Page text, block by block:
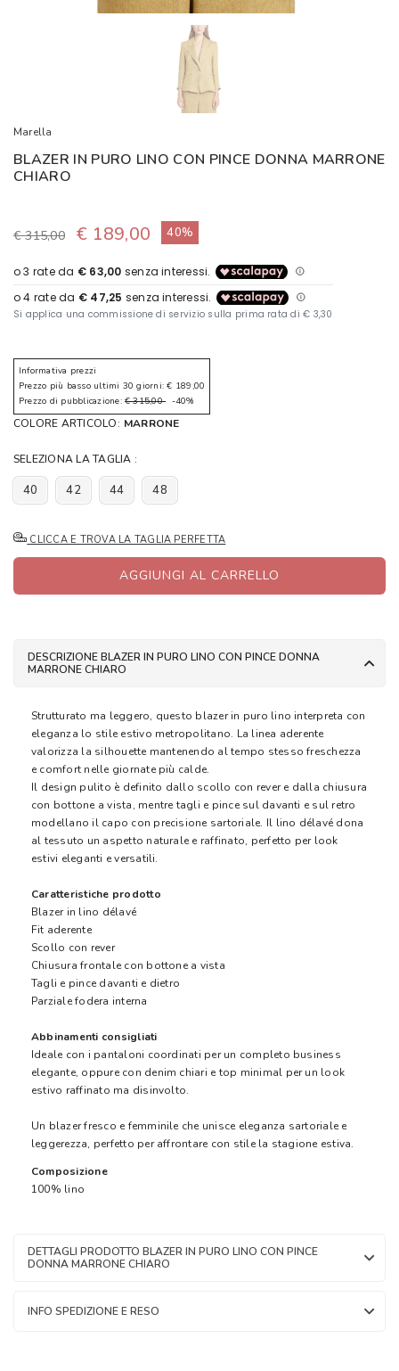
Marella
BLAZER IN PURO LINO CON PINCE DONNA MARRONE
CHIARO
€ 315,00 € 189,00 40%
Informativa prezzi
Prezzo più basso ultimi 30 giorni: € 189,00
Prezzo di pubblicazione: € 315,00-40%
COLORE ARTICOLO: MARRONE
SELEZIONA LA TAGLIA :
40 42 44 48
CLICCA E TROVA LA TAGLIA PERFETTA
AGGIUNGI AL CARRELLO
DESCRIZIONE BLAZER IN PURO LINO CON PINCE DONNA
MARRONE CHIARO
Strutturato ma leggero, questo blazer in puro lino interpreta con
eleganza lo stile estivo metropolitano. La linea aderente
valorizza la silhouette mantenendo al tempo stesso freschezza
e comfort nelle giornate più calde.
Il design pulito è definito dallo scollo con rever e dalla chiusura
con bottone a vista, mentre tagli e pince sul davanti e sul retro
modellano il capo con precisione sartoriale. Il lino délavé dona
al tessuto un aspetto naturale e raffinato, perfetto per look
estivi eleganti e versatili.
Caratteristiche prodotto
Blazer in lino délavé
Fit aderente
Scollo con rever
Chiusura frontale con bottone a vista
Tagli e pince davanti e dietro
Parziale fodera interna
Abbinamenti consigliati
Ideale con i pantaloni coordinati per un completo business
elegante, oppure con denim chiari e top minimal per un look
estivo raffinato ma disinvolto.
Un blazer fresco e femminile che unisce eleganza sartoriale e
leggerezza, perfetto per affrontare con stile la stagione estiva.
Composizione
100% lino
DETTAGLI PRODOTTO BLAZER IN PURO LINO CON PINCE
DONNA MARRONE CHIARO
INFO SPEDIZIONE E RESO